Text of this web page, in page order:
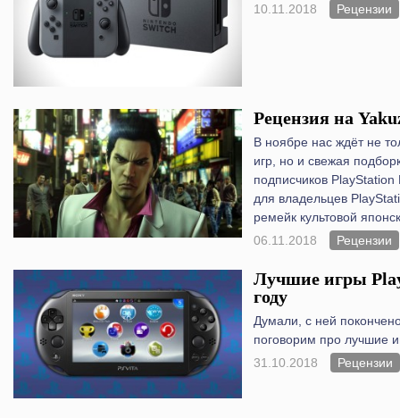
10.11.2018 Рецензии
Рецензия на
В ноябре нас ждёт не
игр, но и свежая
подписчиков
для владельцев
ремейк культовой
06.11.2018
Рецензии
Лучшие игры
году
Думали, с ней
поговорим про лучшие
31.10.2018
Рецензии